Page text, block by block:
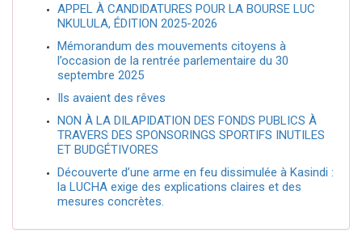
APPEL À CANDIDATURES POUR LA BOURSE LUC
NKULULA, ÉDITION 2025-2026
Mémorandum des mouvements citoyens à
l’occasion de la rentrée parlementaire du 30
septembre 2025
Ils avaient des rêves
NON À LA DILAPIDATION DES FONDS PUBLICS À
TRAVERS DES SPONSORINGS SPORTIFS INUTILES
ET BUDGÉTIVORES
Découverte d’une arme en feu dissimulée à Kasindi :
la LUCHA exige des explications claires et des
mesures concrètes.